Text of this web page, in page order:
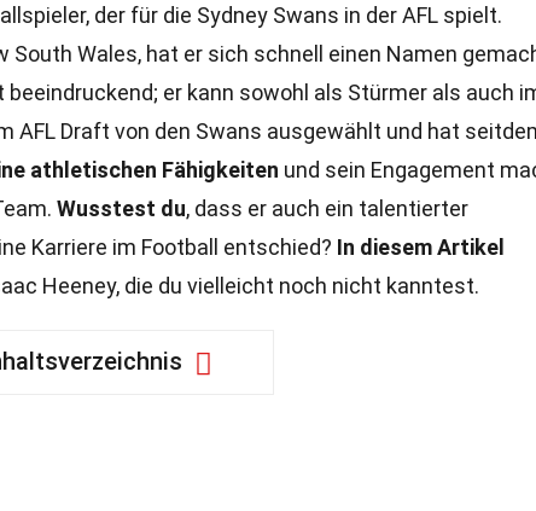
der für die Sydney Swans in der AFL spielt.
South Wales, hat er sich schnell einen Namen
er kann sowohl als Stürmer als auch
AFL Draft von den Swans ausgewählt und hat
athletischen Fähigkeiten und sein Engagement
Wusstest du, dass er auch ein talentierter
Karriere im Football entschied? In diesem Artikel
Heeney, die du vielleicht noch nicht kanntest.